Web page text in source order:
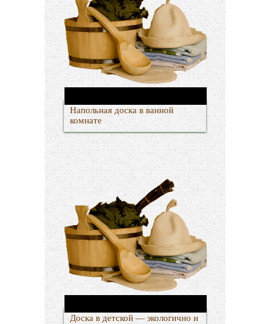
Напольная доска в ванной
комнате
Доска в детской — экологично и